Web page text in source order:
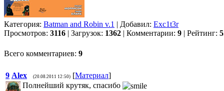
Категория: Batman and Robin v.1 | Добавил: Exc1t3r
Просмотров: 3116 | Загрузок: 1362 | Комментарии: 9 | Рейтинг:
Всего комментариев: 9
9 Alex (20.08.2011 12:50) [Материал]
Полнейший крутяк, спасибо